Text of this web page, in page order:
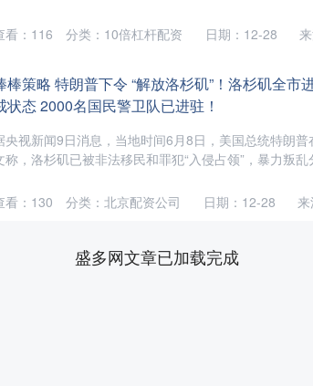
日期：12-28
看： 116 分类： 10倍杠杆配资
棒策略 特朗普下令 “解放洛杉矶”！洛杉矶全市
状态 2000名国民警卫队已进驻！
央视新闻9日消息，当地时间6月8日，美国总统特朗普
称，洛杉矶已被非法移民和罪犯“入侵占领”，暴力叛
日期：12-28
看： 130 分类： 北京配资公司
盛多网文章已加载完成